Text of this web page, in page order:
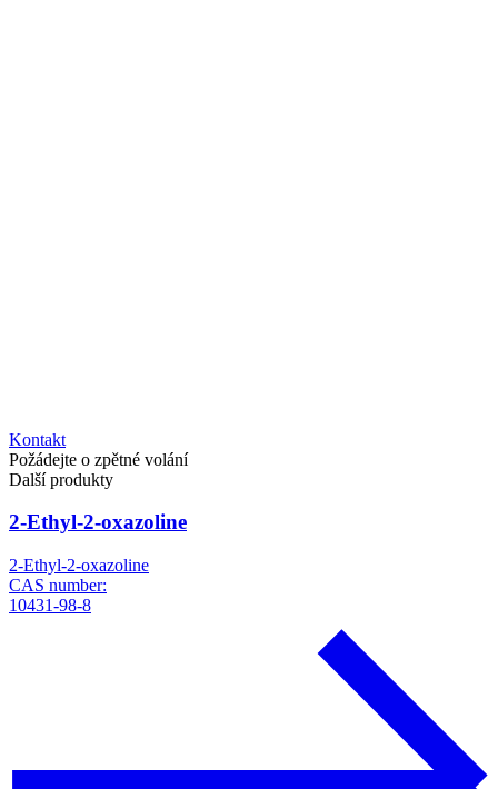
Kontakt
Požádejte o zpětné volání
Další produkty
2-Ethyl-2-oxazoline
2-Ethyl-2-oxazoline
CAS number:
10431-98-8